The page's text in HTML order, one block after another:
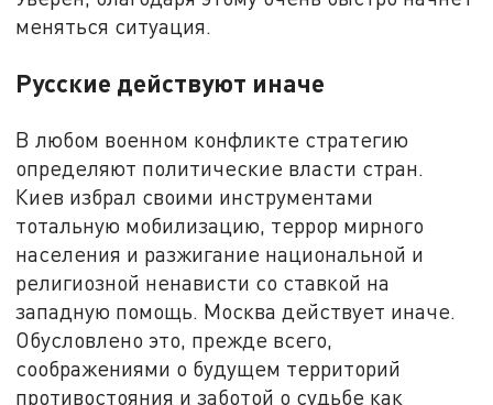
меняться ситуация.
Русские действуют иначе
В любом военном конфликте стратегию
определяют политические власти стран.
Киев избрал своими инструментами
тотальную мобилизацию, террор мирного
населения и разжигание национальной и
религиозной ненависти со ставкой на
западную помощь. Москва действует иначе.
Обусловлено это, прежде всего,
соображениями о будущем территорий
противостояния и заботой о судьбе как